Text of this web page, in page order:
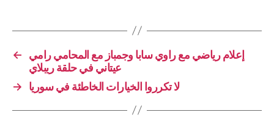
←
إعلام رياضي مع راوي سابا وجمباز مع المحامي رامي
عيتاني في حلقة ريبلاي
→
لا تكرروا الخيارات الخاطئة في سوريا